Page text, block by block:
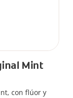
Mint
con flúor y